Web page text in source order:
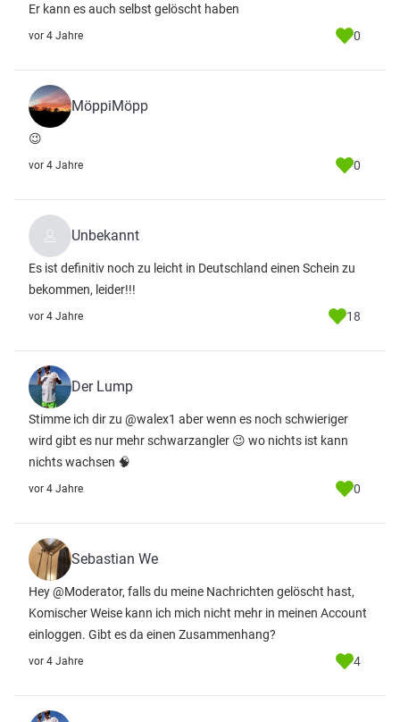
Er kann es auch selbst gelöscht haben
vor 4 Jahre 0
MöppiMöpp
😉
vor 4 Jahre 0
Unbekannt
Es ist definitiv noch zu leicht in Deutschland einen Schein zu
bekommen, leider!!!
vor 4 Jahre 18
Der Lump
Stimme ich dir zu @walex1 aber wenn es noch schwieriger
wird gibt es nur mehr schwarzangler 😉 wo nichts ist kann
nichts wachsen 🧠
vor 4 Jahre 0
Sebastian We
Hey @Moderator, falls du meine Nachrichten gelöscht hast,
Komischer Weise kann ich mich nicht mehr in meinen Account
einloggen. Gibt es da einen Zusammenhang?
vor 4 Jahre 4